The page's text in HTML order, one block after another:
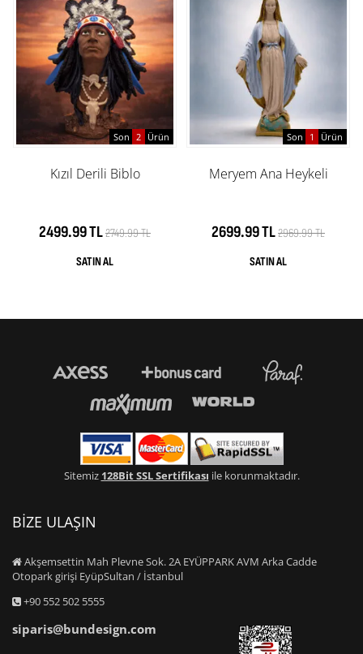
Son 2 Ürün
Kızıl Derili Biblo
2499.99 TL2749.99 TL
Son 1 Ürün
Meryem Ana Heykeli
2699.99 TL2969.99 TL
Sitemiz 128Bit SSL Sertifikası ile korunmaktadır.
BİZE ULAŞIN
Akşemsettin Mah Plevne Sok. 2A EYÜPPARK AVM Arka Cadde
Otopark girişi EyüpSultan / İstanbul
+90 552 502 5555
siparis@bundesign.com